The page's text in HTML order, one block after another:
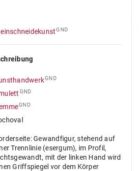
GND
GND
GND
GND
Gewandfigur, stehend auf
Trennlinie (esergum), im Profil,
mit der linken Hand wird
Griffspiegel vor dem Körper